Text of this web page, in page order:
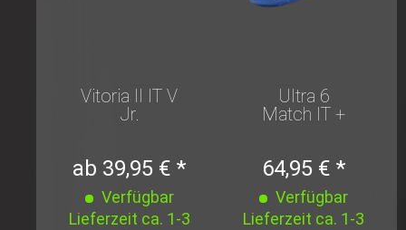
Vitoria II IT V
Jr.
ab 39,95 € *
Verfügbar
Lieferzeit ca. 1-3
Ultra 6
Match IT +
64,95 € *
Verfügbar
Lieferzeit ca. 1-3